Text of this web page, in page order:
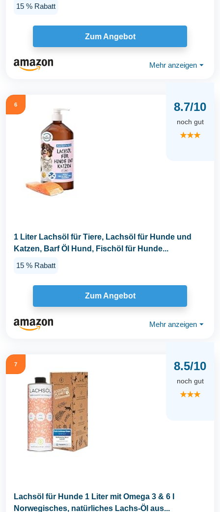
15 % Rabatt
Zum Angebot
Mehr anzeigen ⏷
6 8.7/10
noch gut
★★★
1 Liter Lachsöl für Tiere, Lachsöl für Hunde und
Katzen, Barf Öl Hund, Fischöl für Hunde...
15 % Rabatt
Zum Angebot
Mehr anzeigen ⏷
7 8.5/10
noch gut
★★★
Lachsöl für Hunde 1 Liter mit Omega 3 & 6 I
Norwegisches, natürliches Lachs-Öl aus...